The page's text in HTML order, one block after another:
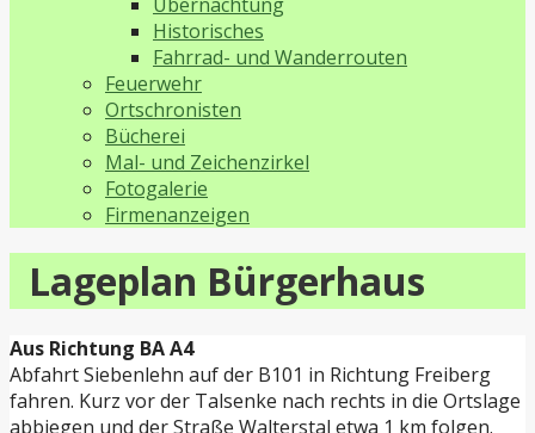
Historisches
Fahrrad- und Wanderrouten
Feuerwehr
Ortschronisten
Bücherei
Mal- und Zeichenzirkel
Fotogalerie
Firmenanzeigen
Lageplan Bürgerhaus
Aus Richtung BA A4
Abfahrt Siebenlehn auf der B101 in Richtung Freiberg
fahren. Kurz vor der Talsenke nach rechts in die Ortslage
abbiegen und der Straße Walterstal etwa 1 km folgen.